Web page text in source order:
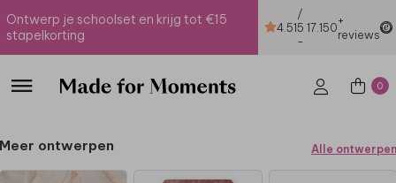
Ontwerp je schoolset en krijg tot €15
stapelkorting
4.51
/
5
-
17.150+
reviews
0
Meer ontwerpen Alle ontwerpen